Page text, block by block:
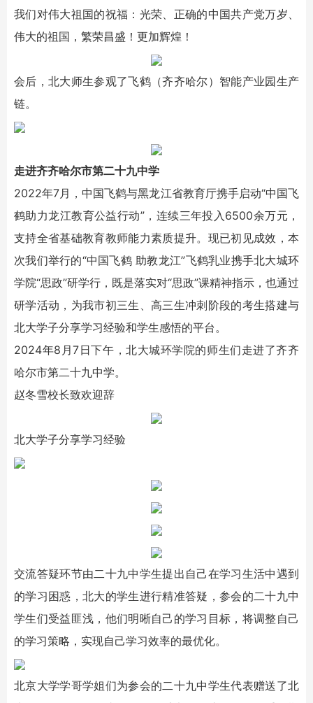
我们对伟大祖国的祝福：光荣、正确的中国共产党万岁、
伟大的祖国，繁荣昌盛！更加辉煌！
会后，北大师生参观了飞鹤（齐齐哈尔）智能产业园生产
链。
走进齐齐哈尔市第二十九中学
2022年7月，中国飞鹤与黑龙江省教育厅携手启动“中国飞
鹤助力龙江教育公益行动”，连续三年投入6500余万元，
支持全省基础教育教师能力素质提升。现已初见成效，本
次我们举行的“中国飞鹤 助教龙江”飞鹤乳业携手北大城环
学院“思政”研学行，既是落实对“思政”课精神指示，也通过
研学活动，为我市初三生、高三生冲刺阶段的考生搭建与
北大学子分享学习经验和学生感悟的平台。
2024年8月7日下午，北大城环学院的师生们走进了齐齐
哈尔市第二十九中学。
赵冬雪校长致欢迎辞
北大学子分享学习经验
交流答疑环节由二十九中学生提出自己在学习生活中遇到
的学习困惑，北大的学生进行精准答疑，参会的二十九中
学生们受益匪浅，他们明晰自己的学习目标，将调整自己
的学习策略，实现自己学习效率的最优化。
北京大学学哥学姐们为参会的二十九中学生代表赠送了北